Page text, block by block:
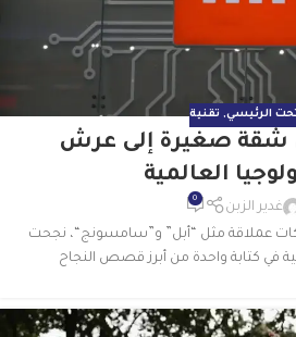
الرئيسي, تقنية
شقة صغيرة إلى عرش
العالمية
غدير الزبن
0
عملاقة مثل “أبل” و”سامسونج“، نجحت
في كتابة واحدة من أبرز قصص النجاح